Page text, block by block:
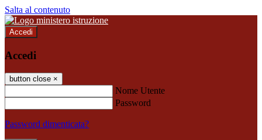
Salta al contenuto
Accedi
Accedi
button close ×
Nome Utente
Password
Password dimenticata?